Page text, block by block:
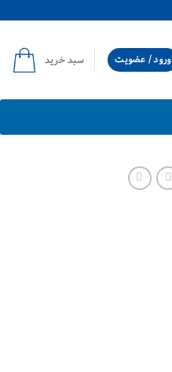
ورود / عضویت سبد خرید